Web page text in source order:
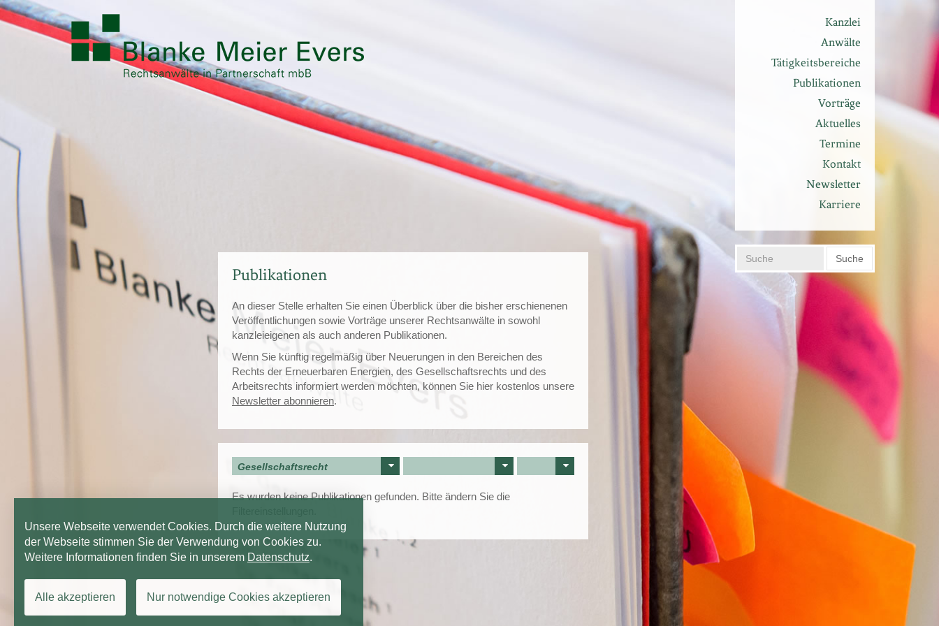
Publikationen
An dieser Stelle erhalten Sie einen Überblick über die bisher erschienenen
Veröffentlichungen sowie Vorträge unserer Rechtsanwälte in sowohl
kanzleieigenen als auch anderen Publikationen.
Wenn Sie künftig regelmäßig über Neuerungen in den Bereichen des
Rechts der Erneuerbaren Energien, des Gesellschaftsrechts und des
Arbeitsrechts informiert werden möchten, können Sie hier kostenlos unsere
Newsletter abonnieren.
Gesellschaftsrecht
Es wurden keine Publikationen gefunden. Bitte ändern Sie die
Kanzlei
Anwälte
Tätigkeitsbereiche
Publikationen
Vorträge
Aktuelles
Termine
Kontakt
Newsletter
Karriere
Suche
Unsere Webseite verwendet Cookies. Durch die weitere Nutzung
der Webseite stimmen Sie der Verwendung von Cookies zu.
Weitere Informationen finden Sie in unserem Datenschutz.
Alle akzeptieren Nur notwendige Cookies akzeptieren